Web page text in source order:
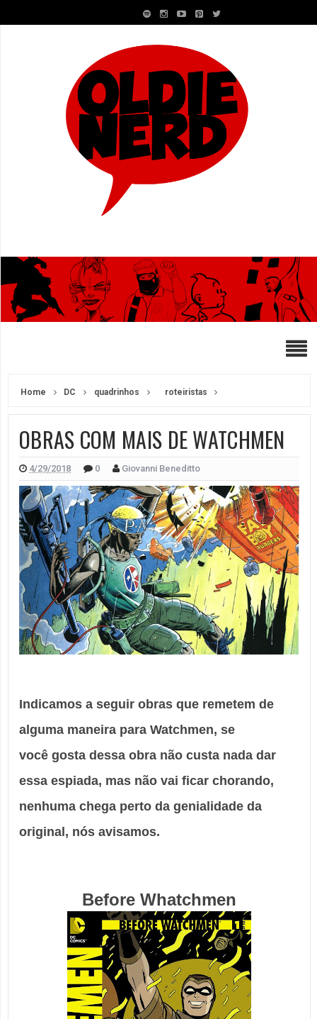
Home DC quadrinhos roteiristas
OBRAS COM MAIS DE WATCHMEN
4/29/2018 0 Giovanni Beneditto
Indicamos a seguir obras que remetem de
alguma maneira para Watchmen, se
você gosta dessa obra não custa nada dar
essa espiada, mas não vai ficar chorando,
nenhuma chega perto da genialidade da
original, nós avisamos.
Before Whatchmen